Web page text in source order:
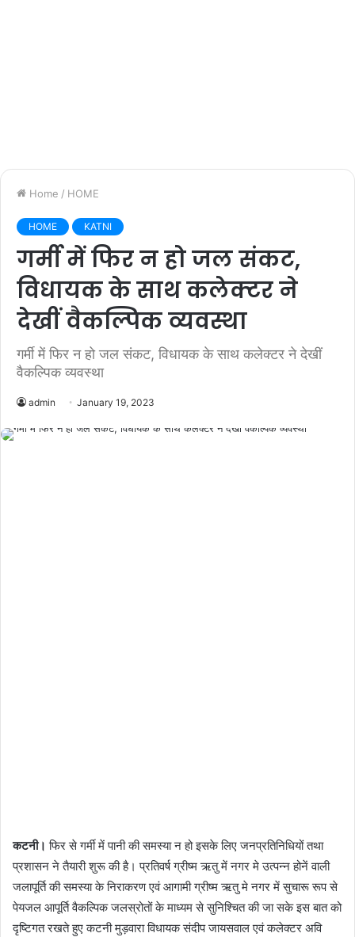
Home / HOME
HOME KATNI
गर्मी में फिर न हो जल संकट,
विधायक के साथ कलेक्टर ने
देखीं वैकल्पिक व्यवस्था
गर्मी में फिर न हो जल संकट, विधायक के साथ कलेक्टर ने देखीं
वैकल्पिक व्यवस्था
admin January 19, 2023
कटनी। फिर से गर्मी में पानी की समस्या न हो इसके लिए जनप्रतिनिधियों तथा
प्रशासन ने तैयारी शुरू की है। प्रतिवर्ष ग्रीष्म ऋतु में नगर मे उत्पन्न होनें वाली
जलापूर्ति की समस्या के निराकरण एवं आगामी ग्रीष्म ऋतु मे नगर में सुचारू रूप से
पेयजल आपूर्ति वैकल्पिक जलस्रोतों के माध्यम से सुनिश्चित की जा सके इस बात को
दृष्टिगत रखते हुए कटनी मुड़वारा विधायक संदीप जायसवाल एवं कलेक्टर अवि